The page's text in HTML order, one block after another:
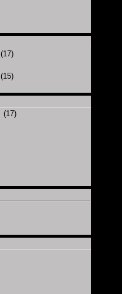
(17)
(15)
(17)